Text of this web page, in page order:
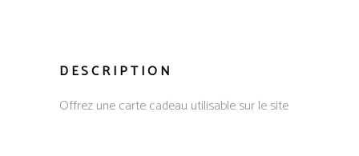
DESCRIPTION
Offrez une carte cadeau utilisable sur le site